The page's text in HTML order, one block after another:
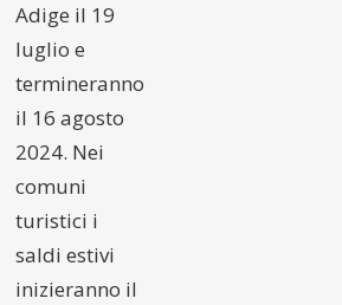
Adige il 19
luglio e
termineranno
il 16 agosto
2024. Nei
comuni
turistici i
saldi estivi
inizieranno il